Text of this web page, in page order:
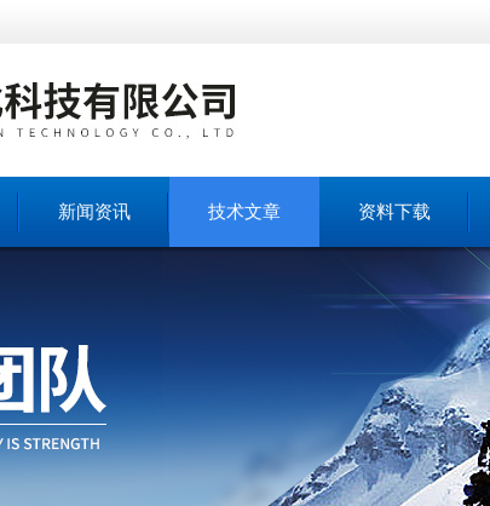
新闻资讯 技术文章 资料下载